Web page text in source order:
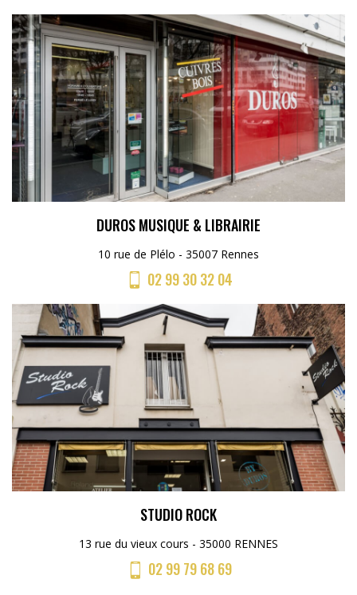
DUROS MUSIQUE & LIBRAIRIE
10 rue de Plélo - 35007 Rennes
02 99 30 32 04
STUDIO ROCK
13 rue du vieux cours - 35000 RENNES
02 99 79 68 69